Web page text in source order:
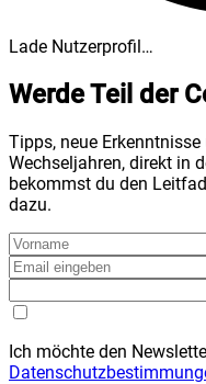
Lade Nutzerprofil…
Werde Teil der
Tipps, neue
Wechseljahren, direkt in
bekommst du den
dazu.
Ich möchte den